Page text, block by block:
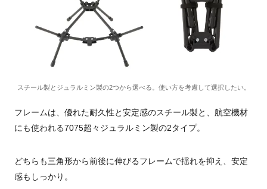
スチール製とジュラルミン製の2つから選べる。使い方を考慮して選択したい。
フレームは、優れた耐久性と安定感のスチール製と、航空機材
にも使われる7075超々ジュラルミン製の2タイプ。
どちらも三角形から前後に伸びるフレームで揺れを抑え、安定
感もしっかり。